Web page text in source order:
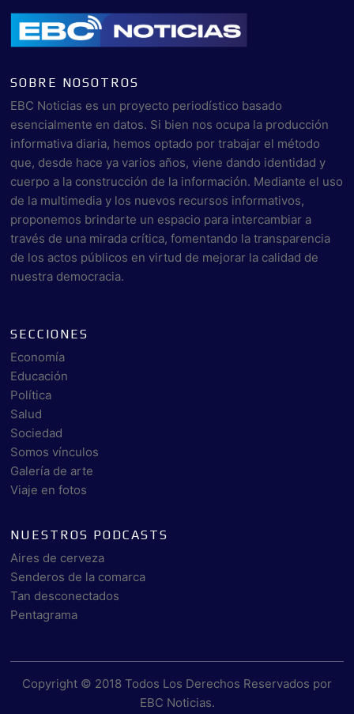
SOBRE NOSOTROS
EBC Noticias es un proyecto periodístico basado
esencialmente en datos. Si bien nos ocupa la producción
informativa diaria, hemos optado por trabajar el método
que, desde hace ya varios años, viene dando identidad y
cuerpo a la construcción de la información. Mediante el uso
de la multimedia y los nuevos recursos informativos,
proponemos brindarte un espacio para intercambiar a
través de una mirada crítica, fomentando la transparencia
de los actos públicos en virtud de mejorar la calidad de
nuestra democracia.
SECCIONES
Economía
Educación
Política
Salud
Sociedad
Somos vínculos
Galería de arte
Viaje en fotos
NUESTROS PODCASTS
Aires de cerveza
Senderos de la comarca
Tan desconectados
Pentagrama
Copyright © 2018 Todos Los Derechos Reservados por
EBC Noticias.